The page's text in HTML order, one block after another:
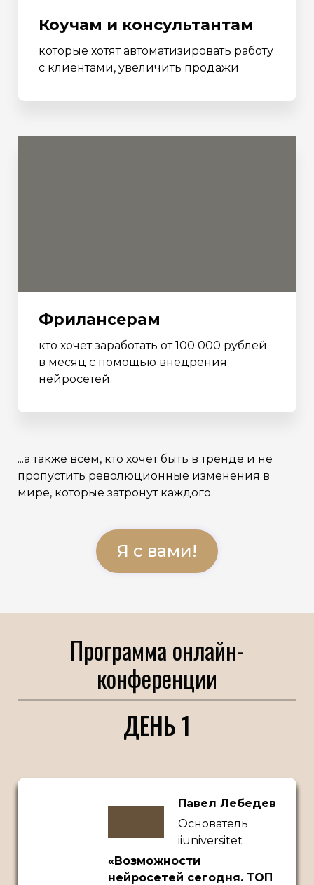
Коучам и консультантам
которые хотят автоматизировать работу
с клиентами, увеличить продажи
Фрилансерам
кто хочет заработать от 100 000 рублей
в месяц с помощью внедрения
нейросетей.
...а также всем, кто хочет быть в тренде и не
пропустить революционные изменения в
мире, которые затронут каждого.
Я с вами!
Программа онлайн-
конференции
ДЕНЬ 1
Павел Лебедев
Основатель
iiuniversitet
«Возможности
нейросетей сегодня. ТОП